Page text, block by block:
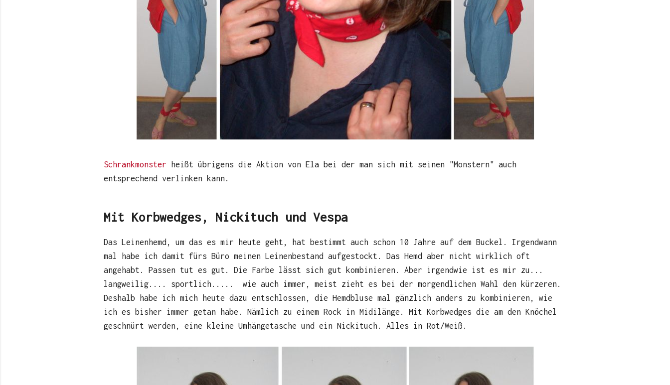
Schrankmonster heißt übrigens die Aktion von Ela bei der man sich mit seinen "Monstern" auch
entsprechend verlinken kann.
Mit Korbwedges, Nickituch und Vespa
Das Leinenhemd, um das es mir heute geht, hat bestimmt auch schon 10 Jahre auf dem Buckel. Irgendwann
mal habe ich damit fürs Büro meinen Leinenbestand aufgestockt. Das Hemd aber nicht wirklich oft
angehabt. Passen tut es gut. Die Farbe lässt sich gut kombinieren. Aber irgendwie ist es mir zu...
langweilig.... sportlich..... wie auch immer, meist zieht es bei der morgendlichen Wahl den kürzeren.
Deshalb habe ich mich heute dazu entschlossen, die Hemdbluse mal gänzlich anders zu kombinieren, wie
ich es bisher immer getan habe. Nämlich zu einem Rock in Midilänge. Mit Korbwedges die am den Knöchel
geschnürt werden, eine kleine Umhängetasche und ein Nickituch. Alles in Rot/Weiß.